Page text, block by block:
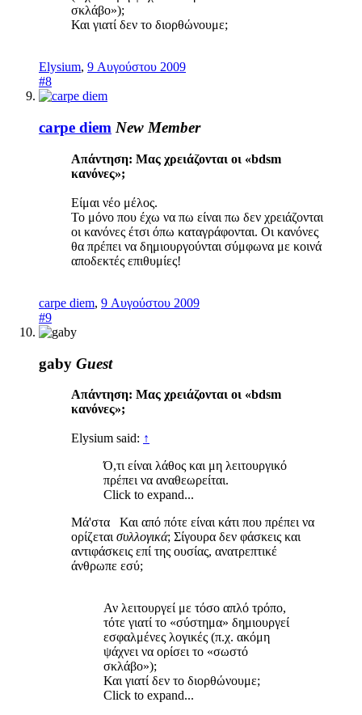
σκλάβο»);
Και γιατί δεν το διορθώνουμε;
Elysium, 9 Αυγούστου 2009
#8
carpe diem New Member
Απάντηση: Μας χρειάζονται οι «bdsm
κανόνες»;
Είμαι νέο μέλος.
Το μόνο που έχω να πω είναι πω δεν χρειάζονται
οι κανόνες έτσι όπω καταγράφονται. Οι κανόνες
θα πρέπει να δημιουργούνται σύμφωνα με κοινά
αποδεκτές επιθυμίες!
carpe diem, 9 Αυγούστου 2009
#9
gaby Guest
Απάντηση: Μας χρειάζονται οι «bdsm
κανόνες»;
Elysium said: ↑
Ό,τι είναι λάθος και μη λειτουργικό
πρέπει να αναθεωρείται.
Click to expand...
Μά'στα Και από πότε είναι κάτι που πρέπει να
ορίζεται συλλογικά; Σίγουρα δεν φάσκεις και
αντιφάσκεις επί της ουσίας, ανατρεπτικέ
άνθρωπε εσύ;
Αν λειτουργεί με τόσο απλό τρόπο,
τότε γιατί το «σύστημα» δημιουργεί
εσφαλμένες λογικές (π.χ. ακόμη
ψάχνει να ορίσει το «σωστό
σκλάβο»);
Και γιατί δεν το διορθώνουμε;
Click to expand...